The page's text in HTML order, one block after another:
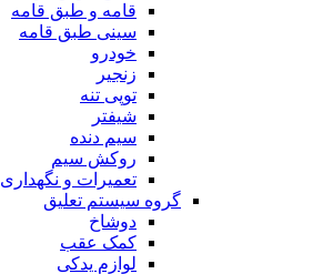
قامه و طبق قامه
سینی طبق قامه
خودرو
زنجیر
توپی تنه
شیفتر
سیم دنده
روکش سیم
تعمیرات و نگهداری
گروه سیستم تعلیق
دوشاخ
کمک عقب
لوازم یدکی